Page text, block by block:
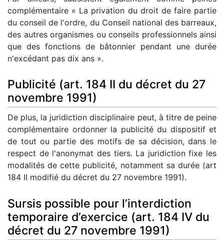
complémentaire « La privation du droit de faire partie
du conseil de l'ordre, du Conseil national des barreaux,
des autres organismes ou conseils professionnels ainsi
que des fonctions de bâtonnier pendant une durée
n'excédant pas dix ans ».
Publicité (art. 184 II du décret du 27
novembre 1991)
De plus, la juridiction disciplinaire peut, à titre de peine
complémentaire ordonner la publicité du dispositif et
de tout ou partie des motifs de sa décision, dans le
respect de l'anonymat des tiers. La juridiction fixe les
modalités de cette publicité, notamment sa durée (art
184 II modifié du décret du 27 novembre 1991).
Sursis possible pour l’interdiction
temporaire d’exercice (art. 184 IV du
décret du 27 novembre 1991)